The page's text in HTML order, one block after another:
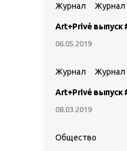
Журнал Журнал
Art+Privé выпуск
06.05.2019
Журнал Журнал
Art+Privé выпуск
08.03.2019
Общество